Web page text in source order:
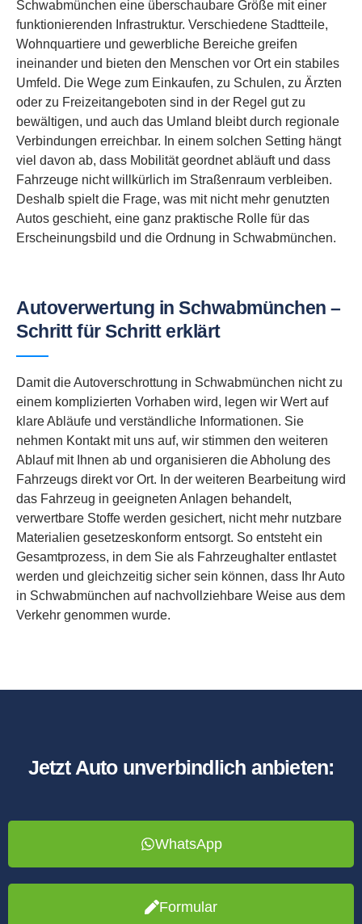
Schwabmünchen eine überschaubare Größe mit einer
funktionierenden Infrastruktur. Verschiedene Stadtteile,
Wohnquartiere und gewerbliche Bereiche greifen
ineinander und bieten den Menschen vor Ort ein stabiles
Umfeld. Die Wege zum Einkaufen, zu Schulen, zu Ärzten
oder zu Freizeitangeboten sind in der Regel gut zu
bewältigen, und auch das Umland bleibt durch regionale
Verbindungen erreichbar. In einem solchen Setting hängt
viel davon ab, dass Mobilität geordnet abläuft und dass
Fahrzeuge nicht willkürlich im Straßenraum verbleiben.
Deshalb spielt die Frage, was mit nicht mehr genutzten
Autos geschieht, eine ganz praktische Rolle für das
Erscheinungsbild und die Ordnung in Schwabmünchen.
Autoverwertung in Schwabmünchen –
Schritt für Schritt erklärt
Damit die Autoverschrottung in Schwabmünchen nicht zu
einem komplizierten Vorhaben wird, legen wir Wert auf
klare Abläufe und verständliche Informationen. Sie
nehmen Kontakt mit uns auf, wir stimmen den weiteren
Ablauf mit Ihnen ab und organisieren die Abholung des
Fahrzeugs direkt vor Ort. In der weiteren Bearbeitung wird
das Fahrzeug in geeigneten Anlagen behandelt,
verwertbare Stoffe werden gesichert, nicht mehr nutzbare
Materialien gesetzeskonform entsorgt. So entsteht ein
Gesamtprozess, in dem Sie als Fahrzeughalter entlastet
werden und gleichzeitig sicher sein können, dass Ihr Auto
in Schwabmünchen auf nachvollziehbare Weise aus dem
Verkehr genommen wurde.
Jetzt Auto unverbindlich anbieten:
WhatsApp
Formular